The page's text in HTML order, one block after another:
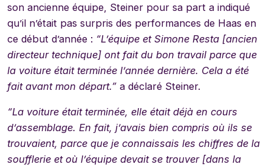
son ancienne équipe, Steiner pour sa part a indiqué
qu’il n’était pas surpris des performances de Haas en
ce début d’année : “L’équipe et Simone Resta [ancien
directeur technique] ont fait du bon travail parce que
la voiture était terminée l’année dernière. Cela a été
fait avant mon départ.” a déclaré Steiner.
“La voiture était terminée, elle était déjà en cours
d’assemblage. En fait, j’avais bien compris où ils se
trouvaient, parce que je connaissais les chiffres de la
soufflerie et où l’équipe devait se trouver [dans la